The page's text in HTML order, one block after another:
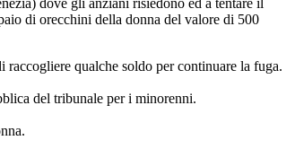
dove gli anziani risiedono ed a tentare il
di orecchini della donna del valore di 500
qualche soldo per continuare la fuga.
del tribunale per i minorenni.